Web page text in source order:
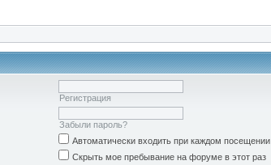
Регистрация
Забыли пароль?
Автоматически входить при каждом посещении
Скрыть мое пребывание на форуме в этот раз